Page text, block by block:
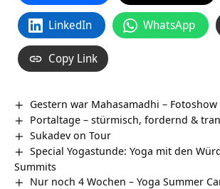
LinkedIn WhatsApp
Copy Link
Gestern war Mahasamadhi – Fotoshow
Portaltage – stürmisch, fordernd &
Sukadev on Tour
Special Yogastunde: Yoga mit den
Summits
Nur noch 4 Wochen – Yoga Summer